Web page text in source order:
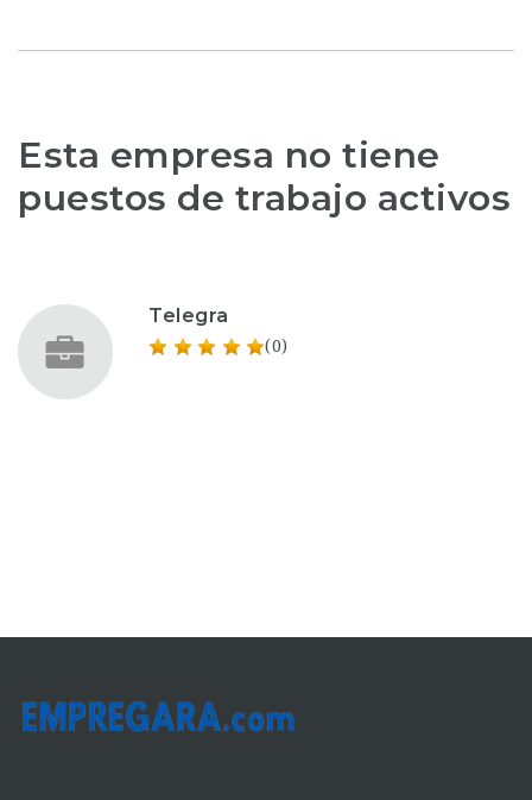
Esta empresa no tiene
puestos de trabajo activos
Telegra
(0)